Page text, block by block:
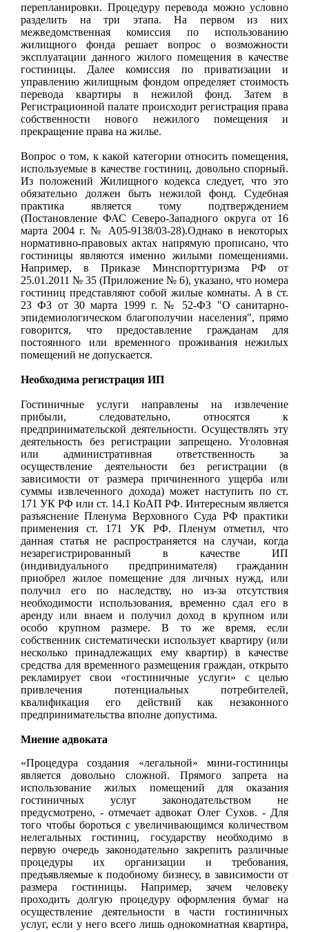
перепланировки. Процедуру перевода можно условно
разделить на три этапа. На первом из них
межведомственная комиссия по использованию
жилищного фонда решает вопрос о возможности
эксплуатации данного жилого помещения в качестве
гостиницы. Далее комиссия по приватизации и
управлению жилищным фондом определяет стоимость
перевода квартиры в нежилой фонд. Затем в
Регистрационной палате происходит регистрация права
собственности нового нежилого помещения и
прекращение права на жилье.
Вопрос о том, к какой категории относить помещения,
используемые в качестве гостиниц, довольно спорный.
Из положений Жилищного кодекса следует, что это
обязательно должен быть нежилой фонд. Судебная
практика является тому подтверждением
(Постановление ФАС Северо-Западного округа от 16
марта 2004 г. № А05-9138/03-28).Однако в некоторых
нормативно-правовых актах напрямую прописано, что
гостиницы являются именно жилыми помещениями.
Например, в Приказе Минспорттуризма РФ от
25.01.2011 № 35 (Приложение № 6), указано, что номера
гостиниц представляют собой жилые комнаты. А в ст.
23 ФЗ от 30 марта 1999 г. № 52-ФЗ "О санитарно-
эпидемиологическом благополучии населения", прямо
говорится, что предоставление гражданам для
постоянного или временного проживания нежилых
помещений не допускается.
Необходима регистрация ИП
Гостиничные услуги направлены на извлечение
прибыли, следовательно, относятся к
предпринимательской деятельности. Осуществлять эту
деятельность без регистрации запрещено. Уголовная
или административная ответственность за
осуществление деятельности без регистрации (в
зависимости от размера причиненного ущерба или
суммы извлеченного дохода) может наступить по ст.
171 УК РФ или ст. 14.1 КоАП РФ. Интересным является
разъяснение Пленума Верховного Суда РФ практики
применения ст. 171 УК РФ. Пленум отметил, что
данная статья не распространяется на случаи, когда
незарегистрированный в качестве ИП
(индивидуального предпринимателя) гражданин
приобрел жилое помещение для личных нужд, или
получил его по наследству, но из-за отсутствия
необходимости использования, временно сдал его в
аренду или внаем и получил доход в крупном или
особо крупном размере. В то же время, если
собственник систематически использует квартиру (или
несколько принадлежащих ему квартир) в качестве
средства для временного размещения граждан, открыто
рекламирует свои «гостиничные услуги» с целью
привлечения потенциальных потребителей,
квалификация его действий как незаконного
предпринимательства вполне допустима.
Мнение адвоката
«Процедура создания «легальной» мини-гостиницы
является довольно сложной. Прямого запрета на
использование жилых помещений для оказания
гостиничных услуг законодательством не
предусмотрено, - отмечает адвокат Олег Сухов. - Для
того чтобы бороться с увеличивающимся количеством
нелегальных гостиниц, государству необходимо в
первую очередь законодательно закрепить различные
процедуры их организации и требования,
предъявляемые к подобному бизнесу, в зависимости от
размера гостиницы. Например, зачем человеку
проходить долгую процедуру оформления бумаг на
осуществление деятельности в части гостиничных
услуг, если у него всего лишь однокомнатная квартира,